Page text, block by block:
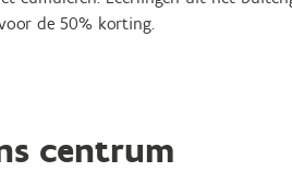
de 50% korting.
centrum